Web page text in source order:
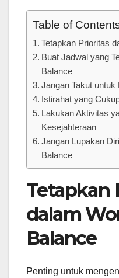
Table of
Tetapkan Prioritas
Buat Jadwal yang
Balance
Jangan Takut untuk
Istirahat yang
Lakukan Aktivitas
Kesejahteraan
Jangan Lupakan
Balance
Tetapkan
dalam
Balance
Penting untuk